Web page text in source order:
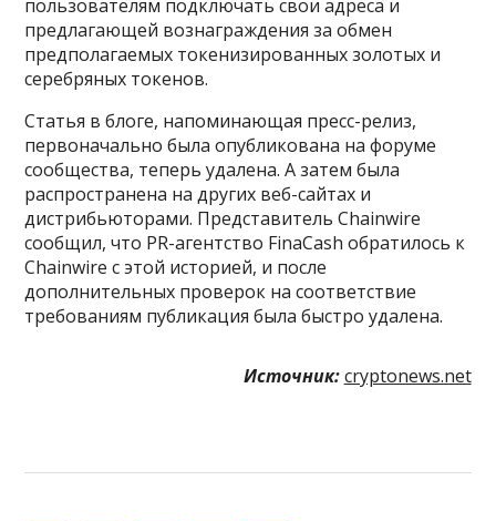
пользователям подключать свои адреса и
предлагающей вознаграждения за обмен
предполагаемых токенизированных золотых и
серебряных токенов.
Статья в блоге, напоминающая пресс-релиз,
первоначально была опубликована на форуме
сообщества, теперь удалена. А затем была
распространена на других веб-сайтах и ​​
дистрибьюторами. Представитель Chainwire
сообщил, что PR-агентство FinaCash обратилось к
Chainwire с этой историей, и после
дополнительных проверок на соответствие
требованиям публикация была быстро удалена.
Источник: cryptonews.net